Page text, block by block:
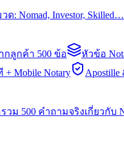
ด: Nomad, Investor, Skilled…
กลูกค้า 500 ข้อ หัวข้อ
Mobile Notary Apostille
รวม 500 คำถามจริงเกี่ยวกับ